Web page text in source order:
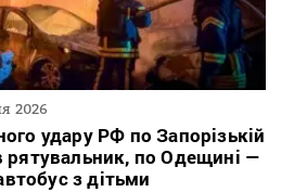
2026
удару РФ по Запорізькій
рятувальник, по Одещині —
з дітьми